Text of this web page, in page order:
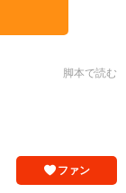
脚本で読む
ファン